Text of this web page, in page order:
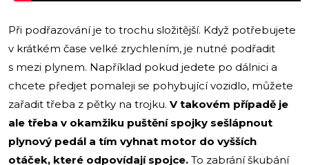
Při podřazování je to trochu složitější. Když potřebujete
v krátkém čase velké zrychlením, je nutné podřadit
s mezi plynem. Například pokud jedete po dálnici a
chcete předjet pomaleji se pohybující vozidlo, můžete
zařadit třeba z pětky na trojku. V takovém případě je
ale třeba v okamžiku puštění spojky sešlápnout
plynový pedál a tím vyhnat motor do vyšších
otáček, které odpovídají spojce. To zabrání škubání